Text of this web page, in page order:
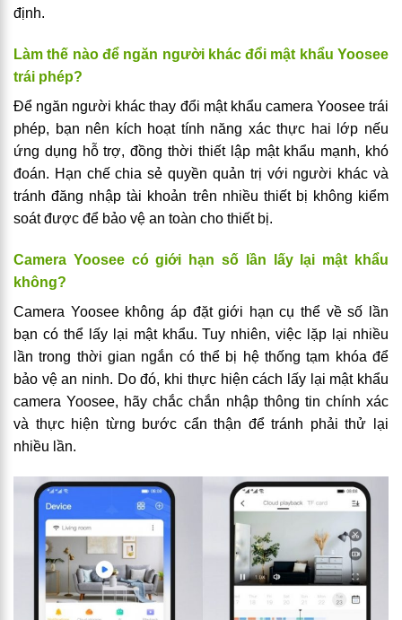
định.
Làm thế nào để ngăn người khác đổi mật khẩu Yoosee
trái phép?
Để ngăn người khác thay đổi mật khẩu camera Yoosee trái
phép, bạn nên kích hoạt tính năng xác thực hai lớp nếu
ứng dụng hỗ trợ, đồng thời thiết lập mật khẩu mạnh, khó
đoán. Hạn chế chia sẻ quyền quản trị với người khác và
tránh đăng nhập tài khoản trên nhiều thiết bị không kiểm
soát được để bảo vệ an toàn cho thiết bị.
Camera Yoosee có giới hạn số lần lấy lại mật khẩu
không?
Camera Yoosee không áp đặt giới hạn cụ thể về số lần
bạn có thể lấy lại mật khẩu. Tuy nhiên, việc lặp lại nhiều
lần trong thời gian ngắn có thể bị hệ thống tạm khóa để
bảo vệ an ninh. Do đó, khi thực hiện cách lấy lại mật khẩu
camera Yoosee, hãy chắc chắn nhập thông tin chính xác
và thực hiện từng bước cẩn thận để tránh phải thử lại
nhiều lần.